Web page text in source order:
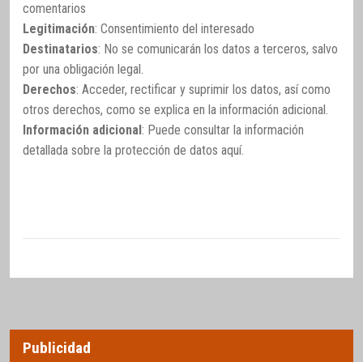
comentarios
Legitimación: Consentimiento del interesado
Destinatarios: No se comunicarán los datos a terceros, salvo
por una obligación legal.
Derechos: Acceder, rectificar y suprimir los datos, así como
otros derechos, como se explica en la información adicional.
Información adicional : Puede consultar la información
detallada sobre la protección de datos aquí.
Publicidad